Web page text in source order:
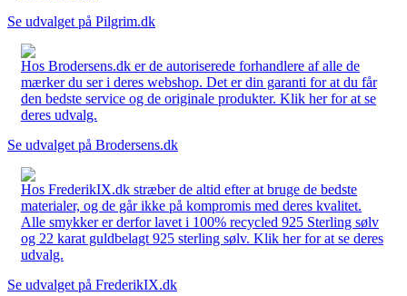
Se udvalget på Pilgrim.dk
Hos Brodersens.dk er de autoriserede forhandlere af alle de
mærker du ser i deres webshop. Det er din garanti for at du får
den bedste service og de originale produkter. Klik her for at se
deres udvalg.
Se udvalget på Brodersens.dk
Hos FrederikIX.dk stræber de altid efter at bruge de bedste
materialer, og de går ikke på kompromis med deres kvalitet.
Alle smykker er derfor lavet i 100% recycled 925 Sterling sølv
og 22 karat guldbelagt 925 sterling sølv. Klik her for at se deres
udvalg.
Se udvalget på FrederikIX.dk